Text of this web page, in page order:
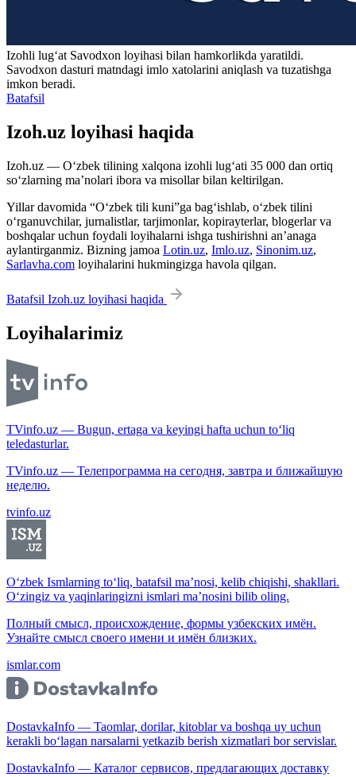
Izohli lugʻat Savodxon loyihasi bilan hamkorlikda yaratildi.
Savodxon dasturi matndagi imlo xatolarini aniqlash va tuzatishga
imkon beradi.
Batafsil
Izoh.uz loyihasi haqida
Izoh.uz — O‘zbek tilining xalqona izohli lug‘ati 35 000 dan ortiq
so‘zlarning ma’nolari ibora va misollar bilan keltirilgan.
Yillar davomida “O‘zbek tili kuni”ga bag‘ishlab, o‘zbek tilini
o‘rganuvchilar, jurnalistlar, tarjimonlar, kopirayterlar, blogerlar va
boshqalar uchun foydali loyihalarni ishga tushirishni an’anaga
aylantirganmiz. Bizning jamoa Lotin.uz, Imlo.uz, Sinonim.uz,
Sarlavha.com loyihalarini hukmingizga havola qilgan.
Batafsil Izoh.uz loyihasi haqida
Loyihalarimiz
TVinfo.uz — Bugun, ertaga va keyingi hafta uchun to‘liq
teledasturlar.
TVinfo.uz — Телепрограмма на сегодня, завтра и ближайшую
неделю.
tvinfo.uz
O‘zbek Ismlarning to‘liq, batafsil ma’nosi, kelib chiqishi, shakllari.
O‘zingiz va yaqinlaringizni ismlari ma’nosini bilib oling.
Полный смысл, происхождение, формы узбекских имён.
Узнайте смысл своего имени и имён близких.
ismlar.com
DostavkaInfo — Taomlar, dorilar, kitoblar va boshqa uy uchun
kerakli bo‘lagan narsalarni yetkazib berish xizmatlari bor servislar.
DostavkaInfo — Каталог сервисов, предлагающих доставку